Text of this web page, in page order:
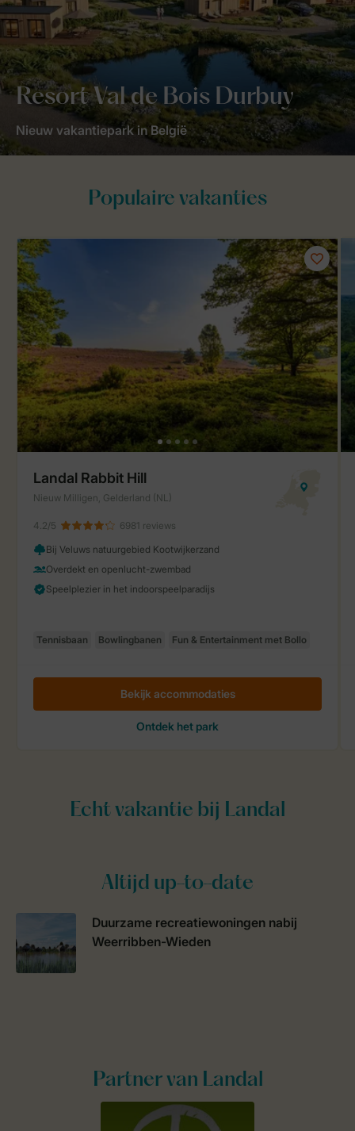
Resort Val de Bois Durbuy
Nieuw vakantiepark in België
Altijd up-to-date
Duurzame recreatiewoningen nabij
Weerribben-Wieden
Partner van Landal